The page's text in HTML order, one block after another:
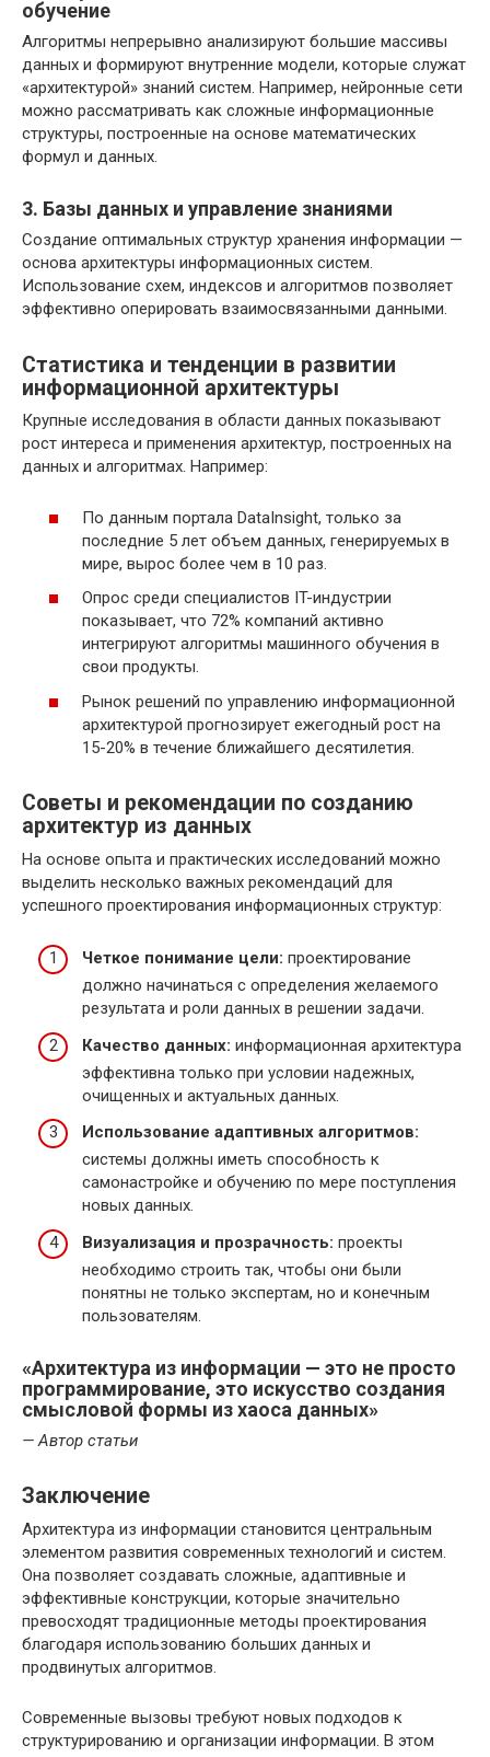
обучение
Алгоритмы непрерывно анализируют большие массивы
данных и формируют внутренние модели, которые служат
«архитектурой» знаний систем. Например, нейронные сети
можно рассматривать как сложные информационные
структуры, построенные на основе математических
формул и данных.
3. Базы данных и управление знаниями
Создание оптимальных структур хранения информации —
основа архитектуры информационных систем.
Использование схем, индексов и алгоритмов позволяет
эффективно оперировать взаимосвязанными данными.
Статистика и тенденции в развитии
информационной архитектуры
Крупные исследования в области данных показывают
рост интереса и применения архитектур, построенных на
данных и алгоритмах. Например:
По данным портала DataInsight, только за
последние 5 лет объем данных, генерируемых в
мире, вырос более чем в 10 раз.
Опрос среди специалистов IT-индустрии
показывает, что 72% компаний активно
интегрируют алгоритмы машинного обучения в
свои продукты.
Рынок решений по управлению информационной
архитектурой прогнозирует ежегодный рост на
15-20% в течение ближайшего десятилетия.
Советы и рекомендации по созданию
архитектур из данных
На основе опыта и практических исследований можно
выделить несколько важных рекомендаций для
успешного проектирования информационных структур:
Четкое понимание цели: проектирование
должно начинаться с определения желаемого
результата и роли данных в решении задачи.
Качество данных: информационная архитектура
эффективна только при условии надежных,
очищенных и актуальных данных.
Использование адаптивных алгоритмов:
системы должны иметь способность к
самонастройке и обучению по мере поступления
новых данных.
Визуализация и прозрачность: проекты
необходимо строить так, чтобы они были
понятны не только экспертам, но и конечным
пользователям.
«Архитектура из информации — это не просто
программирование, это искусство создания
смысловой формы из хаоса данных»
— Автор статьи
Заключение
Архитектура из информации становится центральным
элементом развития современных технологий и систем.
Она позволяет создавать сложные, адаптивные и
эффективные конструкции, которые значительно
превосходят традиционные методы проектирования
благодаря использованию больших данных и
продвинутых алгоритмов.
Современные вызовы требуют новых подходов к
структурированию и организации информации. В этом